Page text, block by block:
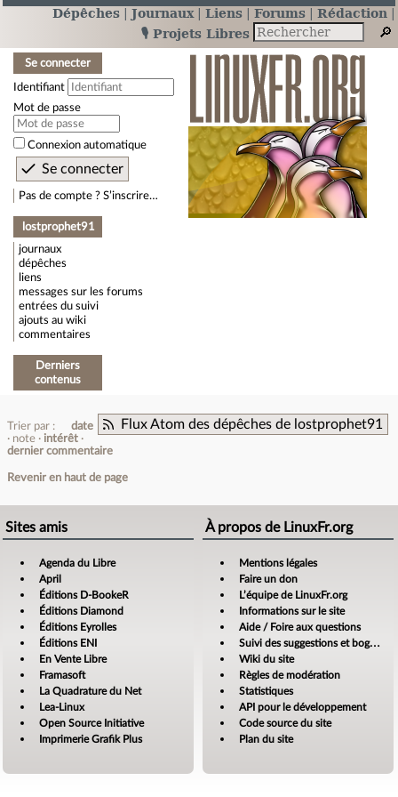
Dépêches Journaux Liens Forums
Rédaction
🎙️ Projets Libres
Se connecter
Identifiant
Mot de passe
Connexion automatique
Pas de compte ? S’inscrire…
lostprophet91
journaux
dépêches
liens
messages sur les forums
entrées du suivi
ajouts au wiki
commentaires
Derniers
contenus
Flux Atom des dépêches de lostprophet91
Trier par :
date
note
intérêt
dernier commentaire
Revenir en haut de page
Sites amis
Agenda du Libre
April
Éditions D-BookeR
Éditions Diamond
Éditions Eyrolles
Éditions ENI
En Vente Libre
Framasoft
La Quadrature du Net
Lea-Linux
Open Source Initiative
Imprimerie Grafik Plus
À propos de LinuxFr.org
Mentions légales
Faire un don
L’équipe de LinuxFr.org
Informations sur le site
Aide / Foire aux questions
Suivi des suggestions et bogues
Wiki du site
Règles de modération
Statistiques
API pour le développement
Code source du site
Plan du site